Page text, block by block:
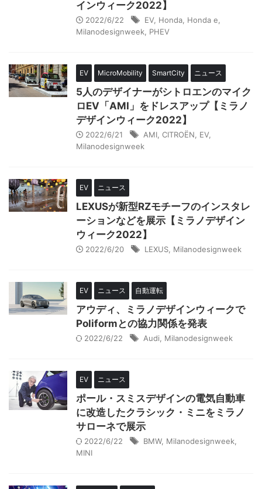
インウィーク2022】
2022/6/22 EV, Honda Honda e
Milanodesignweek
PHEV
EV MicroMobility SmartCity ニュース
5人のデザイナーがシトロエンのマイク
ロEV「AMI」をドレスアップ【ミラノ
デザインウィーク2022】
2022/6/21 AMI CITROËN EV,
Milanodesignweek
EV ニュース
LEXUSが新型RZモチーフのインスタレ
ーションなどを展示【ミラノデザイン
ウィーク2022】
2022/6/20 LEXUS Milanodesignweek
EV ニュース 自動運転
アウディ、ミラノデザインウィークで
Poliformとの協力関係を発表
2022/6/22 Audi Milanodesignweek
EV ニュース
ポール・スミスデザインの電気自動車
に改造したクラシック・ミニをミラノ
サローネで展示
2022/6/22 BMW, Milanodesignweek
MINI